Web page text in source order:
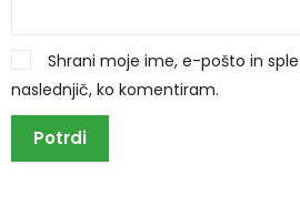
Shrani moje ime, e-pošto in
naslednjič, ko komentiram.